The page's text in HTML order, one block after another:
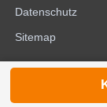
Datenschutz
Sitemap